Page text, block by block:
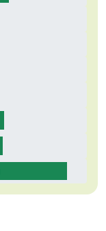
Guarda video